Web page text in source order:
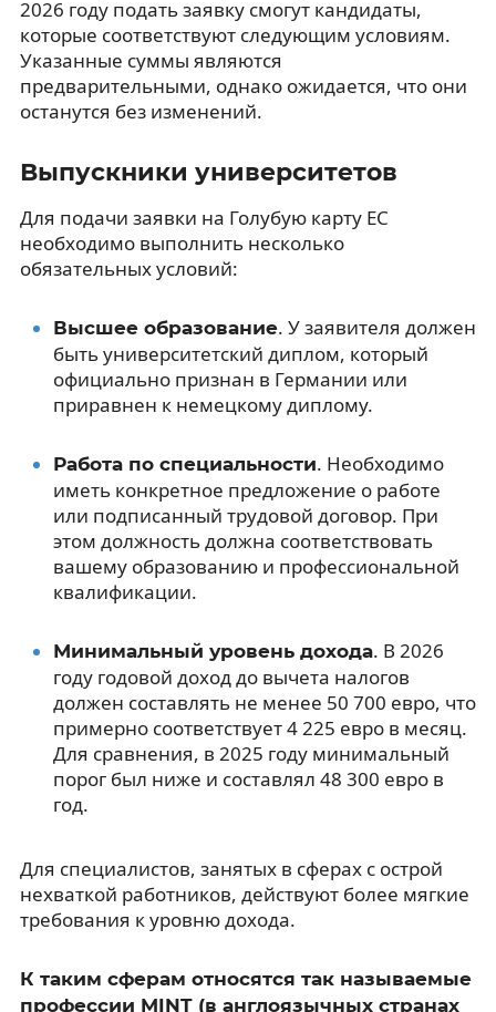
2026 году подать заявку смогут кандидаты,
которые соответствуют следующим условиям.
Указанные суммы являются
предварительными, однако ожидается, что они
останутся без изменений.
Выпускники университетов
Для подачи заявки на Голубую карту ЕС
необходимо выполнить несколько
обязательных условий:
Высшее образование. У заявителя должен
быть университетский диплом, который
официально признан в Германии или
приравнен к немецкому диплому.
Работа по специальности. Необходимо
иметь конкретное предложение о работе
или подписанный трудовой договор. При
этом должность должна соответствовать
вашему образованию и профессиональной
квалификации.
Минимальный уровень дохода. В 2026
году годовой доход до вычета налогов
должен составлять не менее 50 700 евро, что
примерно соответствует 4 225 евро в месяц.
Для сравнения, в 2025 году минимальный
порог был ниже и составлял 48 300 евро в
год.
Для специалистов, занятых в сферах с острой
нехваткой работников, действуют более мягкие
требования к уровню дохода.
К таким сферам относятся так называемые
профессии MINT (в англоязычных странах